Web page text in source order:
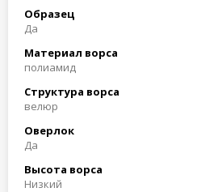
Образец
Да
Материал ворса
полиамид
Структура ворса
велюр
Оверлок
Да
Высота ворса
Низкий